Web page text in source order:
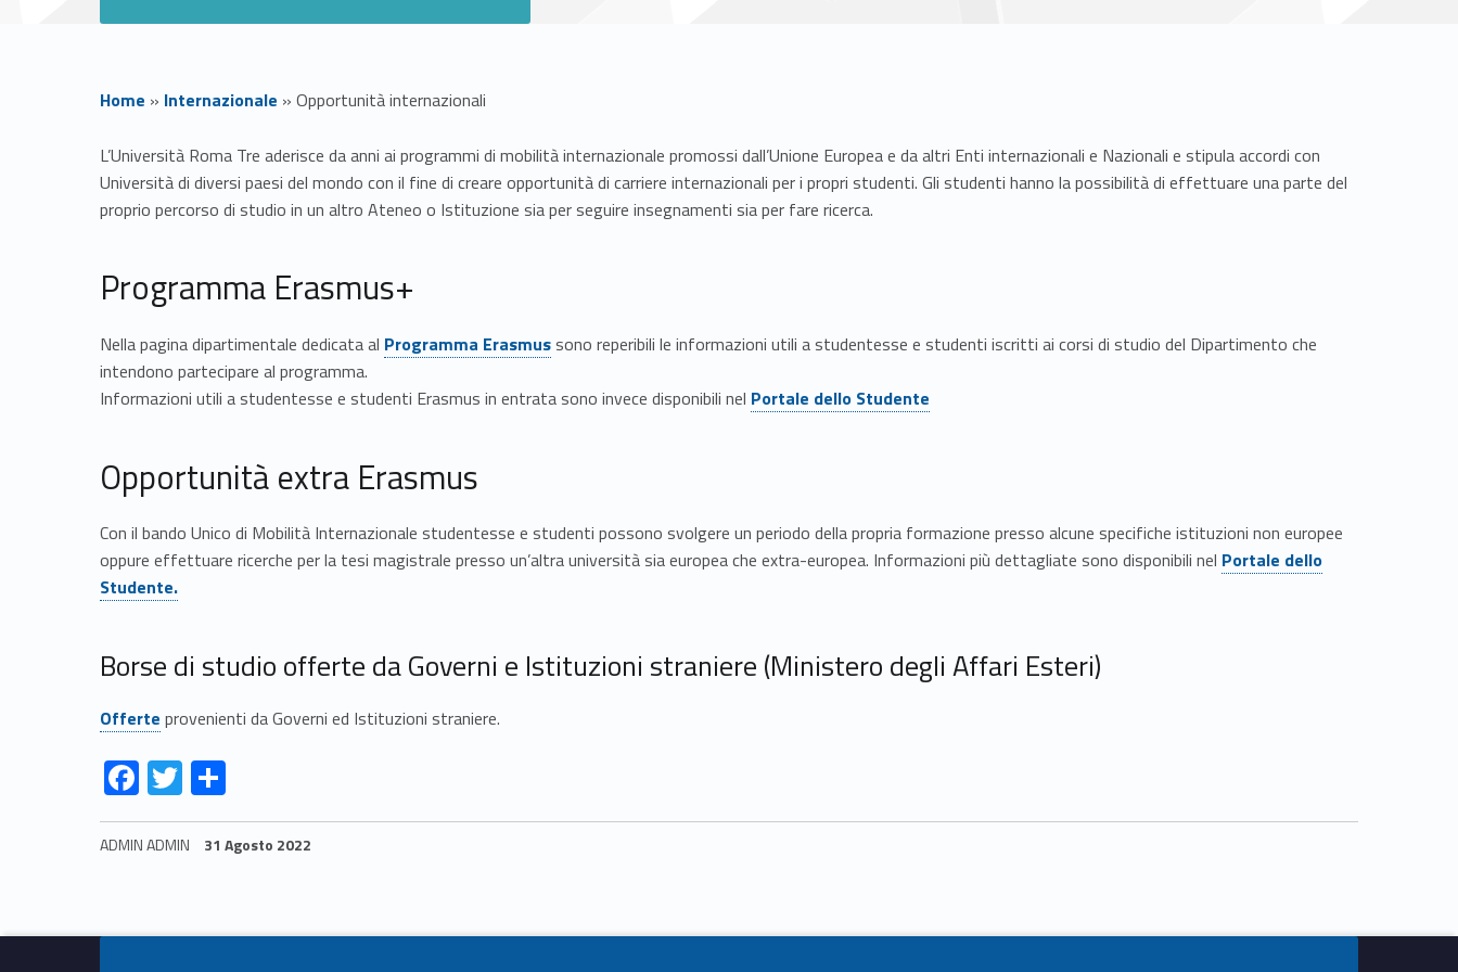
Home » Internazionale » Opportunità internazionali
O
p
p
o
r
u
n
i
t
à
i
n
t
L’Università Roma Tre aderisce da anni ai programmi di mobilità internazionale promossi dall’Unione Europea e da altri Enti internazionali e Nazionali e stipula accordi con
Università di diversi paesi del mondo con il fine di creare opportunità di carriere internazionali per i propri studenti. Gli studenti hanno la possibilità di effettuare una parte del
proprio percorso di studio in un altro Ateneo o Istituzione sia per seguire insegnamenti sia per fare ricerca.
Programma Erasmus+
Nella pagina dipartimentale dedicata al Link identifier #identifier__46052-1
Programma Erasmussono reperibili le informazioni utili a studentesse e studenti iscritti ai corsi di studio del Dipartimento che
intendono partecipare al programma.
Informazioni utili a studentesse e studenti Erasmus in entrata sono invece disponibili nel Link identifier #identifier__160986-2
Portale dello Studente
Opportunità extra Erasmus
Con il bando Unico di Mobilità Internazionale studentesse e studenti possono svolgere un periodo della propria formazione presso alcune specifiche istituzioni non europee
oppure effettuare ricerche per la tesi magistrale presso un’altra università sia europea che extra-europea. Informazioni più dettagliate sono disponibili nel Link identifier #identifier__172366-2
Portale dello
Studente.
Borse di studio offerte da Governi e Istituzioni straniere (Ministero degli Affari Esteri)
Link identifier #identifier__83343-
Link identifier #identifier__150556-5
Offerte provenienti da Governi ed Istituzioni straniere.
Link identifier #identifier__34743-1
F
ac
e
o
Link identifier #identifier__6523-2 T
w
itt
Link identifier #identifier__182741-3
o
n
di
ADMIN ADMIN 31 Agosto 2022